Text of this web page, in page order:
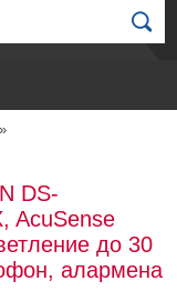
DS-
AcuSense
до 30
алармена